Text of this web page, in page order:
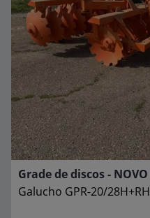
Grade de discos - NOVO
Galucho GPR-20/28H+RH